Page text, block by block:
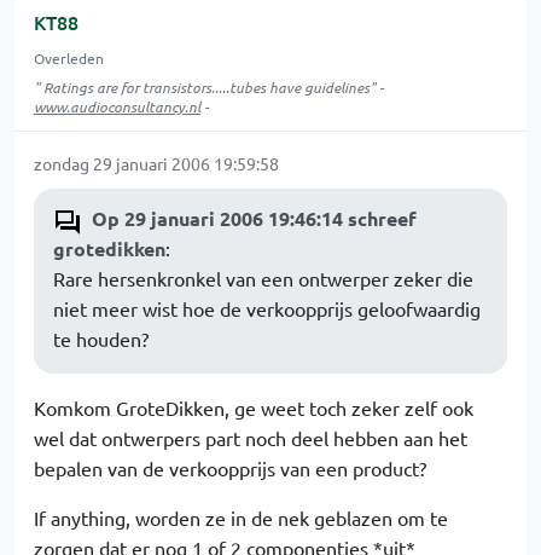
KT88
Overleden
" Ratings are for transistors.....tubes have guidelines" -
www.audioconsultancy.nl-
zondag 29 januari 2006 19:59:58
Op 29 januari 2006 19:46:14 schreef
grotedikken:
Rare hersenkronkel van een ontwerper zeker die
niet meer wist hoe de verkoopprijs geloofwaardig
te houden?
Komkom GroteDikken, ge weet toch zeker zelf ook
wel dat ontwerpers part noch deel hebben aan het
bepalen van de verkoopprijs van een product?
If anything, worden ze in de nek geblazen om te
zorgen dat er nog 1 of 2 componentjes *uit*